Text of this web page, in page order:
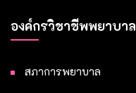
องค์กรวิชาชีพพยาบาล
สภาการพยาบาล